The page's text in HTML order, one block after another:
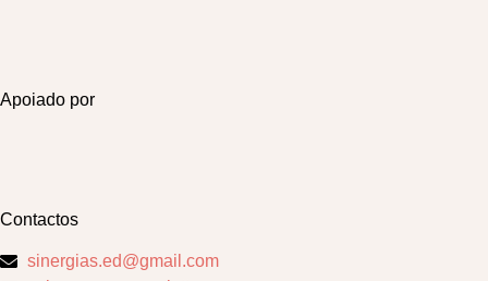
Apoiado por
Contactos
sinergias.ed@gmail.com